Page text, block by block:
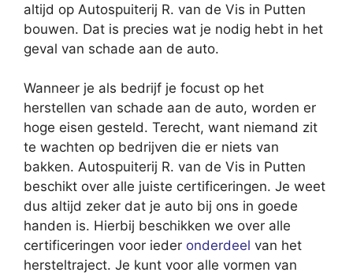
altijd op Autospuiterij R. van de Vis in Putten
bouwen. Dat is precies wat je nodig hebt in het
geval van schade aan de auto.
Wanneer je als bedrijf je focust op het
herstellen van schade aan de auto, worden er
hoge eisen gesteld. Terecht, want niemand zit
te wachten op bedrijven die er niets van
bakken. Autospuiterij R. van de Vis in Putten
beschikt over alle juiste certificeringen. Je weet
dus altijd zeker dat je auto bij ons in goede
handen is. Hierbij beschikken we over alle
certificeringen voor ieder onderdeel van het
hersteltraject. Je kunt voor alle vormen van